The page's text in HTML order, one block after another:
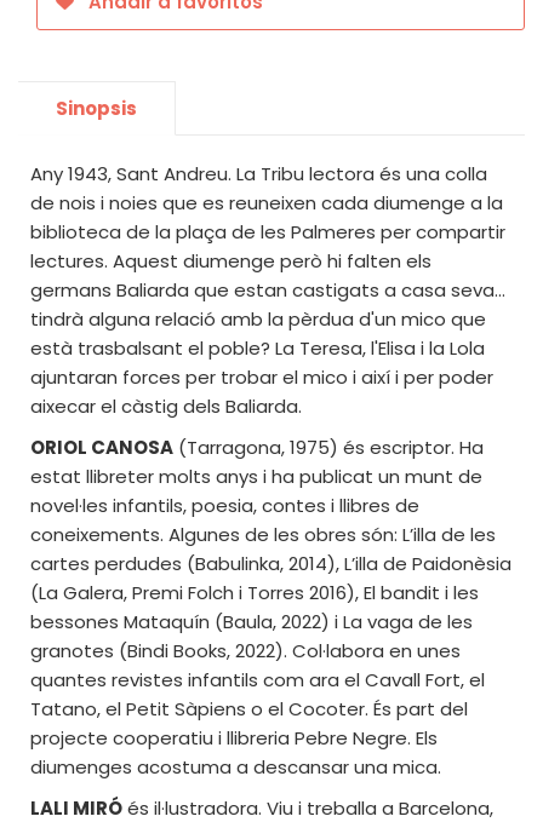
Sinopsis
Any 1943, Sant Andreu. La Tribu lectora és una colla
de nois i noies que es reuneixen cada diumenge a la
biblioteca de la plaça de les Palmeres per compartir
lectures. Aquest diumenge però hi falten els
germans Baliarda que estan castigats a casa seva...
tindrà alguna relació amb la pèrdua d'un mico que
està trasbalsant el poble? La Teresa, l'Elisa i la Lola
ajuntaran forces per trobar el mico i així i per poder
aixecar el càstig dels Baliarda.
ORIOL CANOSA (Tarragona, 1975) és escriptor. Ha
estat llibreter molts anys i ha publicat un munt de
novel·les infantils, poesia, contes i llibres de
coneixements. Algunes de les obres són: L’illa de les
cartes perdudes (Babulinka, 2014), L’illa de Paidonèsia
(La Galera, Premi Folch i Torres 2016), El bandit i les
bessones Mataquín (Baula, 2022) i La vaga de les
granotes (Bindi Books, 2022). Col·labora en unes
quantes revistes infantils com ara el Cavall Fort, el
Tatano, el Petit Sàpiens o el Cocoter. És part del
projecte cooperatiu i llibreria Pebre Negre. Els
diumenges acostuma a descansar una mica.
LALI MIRÓés il·lustradora. Viu i treballa a Barcelona,